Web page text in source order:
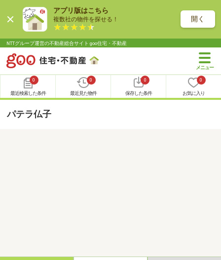
アプリ版はこちら
複数社の物件を探せる！ 開く
NTTグループ運営の不動産総合サイト goo住宅・不動産
0
最近検索した条件
0
最近見た物件
0
保存した条件
0
お気に入り
パテラ仏子